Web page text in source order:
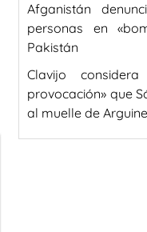
Afganistán
personas en
Pakistán
Clavijo
provocación» que
al muelle de